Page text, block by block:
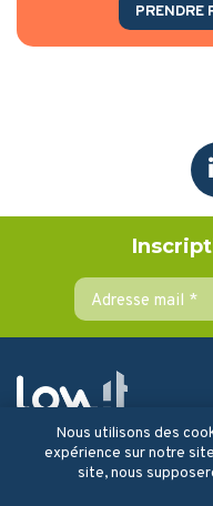
PRENDRE
la solution qui vous
dans votre stratégie
Nous utilisons des
expérience sur notre
site, nous